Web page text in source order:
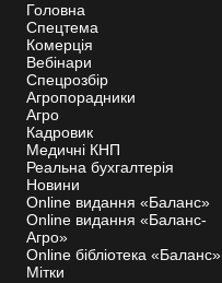
Головна
Спецтема
Комерція
Вебінари
Спецрозбір
Агропорадники
Агро
Кадровик
Медичні КНП
Реальна бухгалтерія
Новини
Online видання «Баланс»
Online видання «Баланс-
Агро»
Online бібліотека «Баланс»
Мітки